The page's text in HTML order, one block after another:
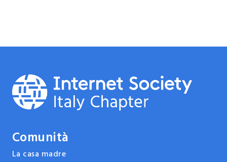
Comunità
La casa madre